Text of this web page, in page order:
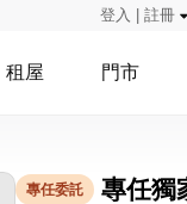
登入 | 註冊
租屋 門市
專任委託
專任獨